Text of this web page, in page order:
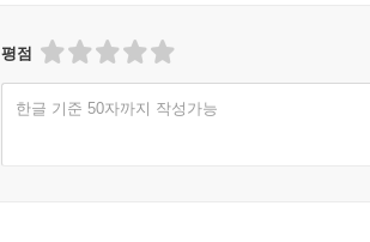
평점
한글 기준 50자까지 작성가능